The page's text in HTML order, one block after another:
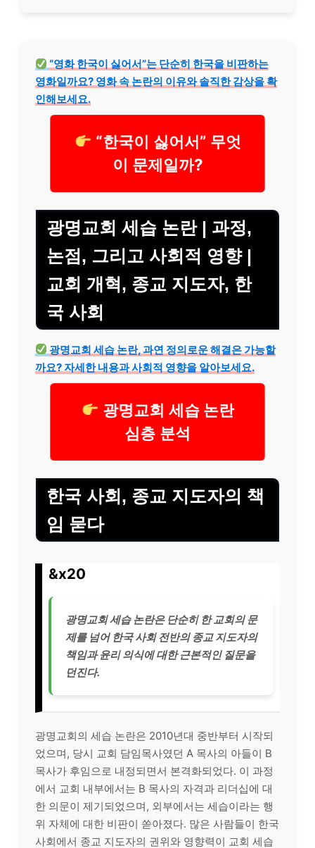
“영화 한국이 싫어서”는 단순히 한국을 비판하는
영화일까요? 영화 속 논란의 이유와 솔직한 감상을 확
인해보세요.
“한국이 싫어서” 무엇
이 문제일까?
광명교회 세습 논란 | 과정,
논점, 그리고 사회적 영향 |
교회 개혁, 종교 지도자, 한
국 사회
광명교회 세습 논란, 과연 정의로운 해결은 가능할
까요? 자세한 내용과 사회적 영향을 알아보세요.
광명교회 세습 논란
심층 분석
한국 사회, 종교 지도자의 책
임 묻다
&x20
광명교회 세습 논란은 단순히 한 교회의 문
제를 넘어 한국 사회 전반의 종교 지도자의
책임과 윤리 의식에 대한 근본적인 질문을
던진다.
광명교회의 세습 논란은 2010년대 중반부터 시작되
었으며, 당시 교회 담임목사였던 A 목사의 아들이 B
목사가 후임으로 내정되면서 본격화되었다. 이 과정
에서 교회 내부에서는 B 목사의 자격과 리더십에 대
한 의문이 제기되었으며, 외부에서는 세습이라는 행
위 자체에 대한 비판이 쏟아졌다. 많은 사람들이 한국
사회에서 종교 지도자의 권위와 영향력이 교회 세습